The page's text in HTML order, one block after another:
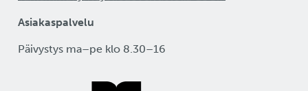
Asiakaspalvelu
Päivystys ma–pe klo 8.30–16